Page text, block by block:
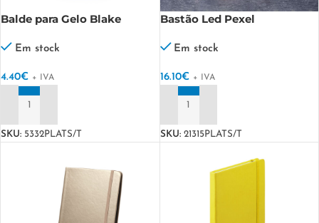
Balde para Gelo Blake
Em stock
4.40€ + IVA
SKU: 5332PLATS/T
Bastão Led Pexel
Em stock
16.10€ + IVA
SKU: 21315PLATS/T